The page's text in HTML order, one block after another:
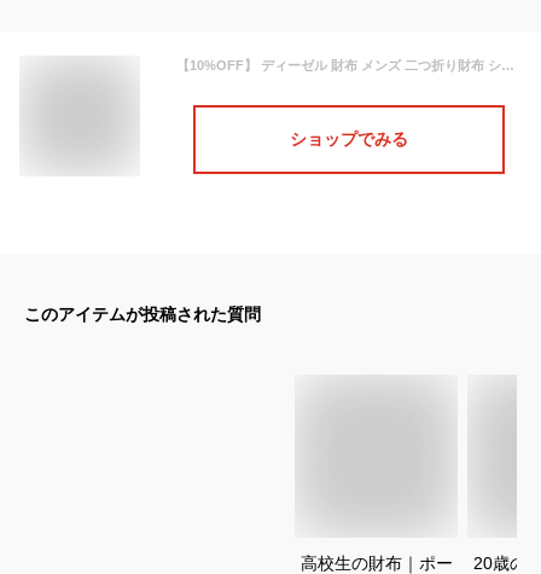
【10%OFF】 ディーゼル 財布 メンズ 二つ折り財布 シープスキン レザー ブラック 黒 ワイン DIESEL 本革 男性 高校生 大学生 中学生 男子 カジュアル シンプル おしゃれ メンズ財布 小銭入れあり 息子 進学祝い 就職祝い 10代 20代 30代 ブランド プレゼント
ショップでみる
このアイテムが投稿された質問
高校生の財布｜ポー
20歳の